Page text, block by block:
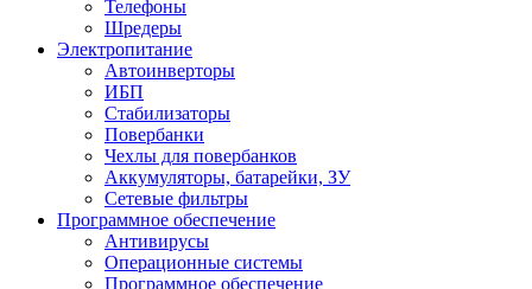
Телефоны
Шредеры
Электропитание
Автоинверторы
ИБП
Стабилизаторы
Повербанки
Чехлы для повербанков
Аккумуляторы, батарейки, ЗУ
Сетевые фильтры
Программное обеспечение
Антивирусы
Операционные системы
Программное обеспечение